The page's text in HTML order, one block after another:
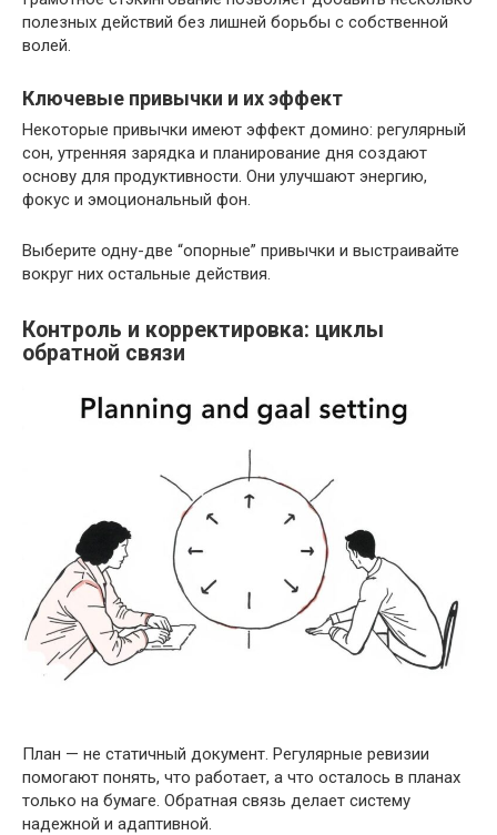
полезных действий без лишней борьбы с собственной
волей.
Ключевые привычки и их эффект
Некоторые привычки имеют эффект домино: регулярный
сон, утренняя зарядка и планирование дня создают
основу для продуктивности. Они улучшают энергию,
фокус и эмоциональный фон.
Выберите одну-две “опорные” привычки и выстраивайте
вокруг них остальные действия.
Контроль и корректировка: циклы
обратной связи
План — не статичный документ. Регулярные ревизии
помогают понять, что работает, а что осталось в планах
только на бумаге. Обратная связь делает систему
надежной и адаптивной.